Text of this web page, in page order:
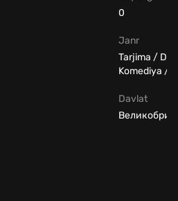
Janr
Tarjima /
Komediya /
Davlat
0